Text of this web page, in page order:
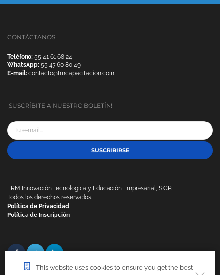
CONTÁCTANOS
Teléfono: 55 41 61 68 24
WhatsApp: 55 47 60 80 49
E-mail: contacto@tmcapacitacion.com
¡SUSCRÍBITE A NUESTRO BOLETÍN!
SUSCRIBIRSE
FRM Innovación Tecnologica y Educación Empresarial, S.C.P.
Todos los derechos reservados.
Política de Privacidad
Política de Inscripción
This website uses cookies to ensure you get the best